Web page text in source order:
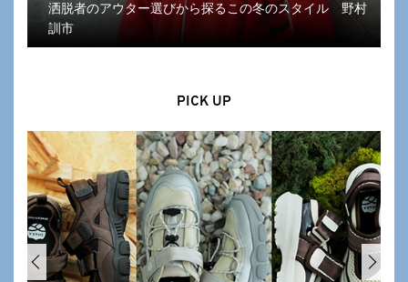
洒脱者のアウター選びから探るこの冬のスタイル 野村
訓市
PICK UP